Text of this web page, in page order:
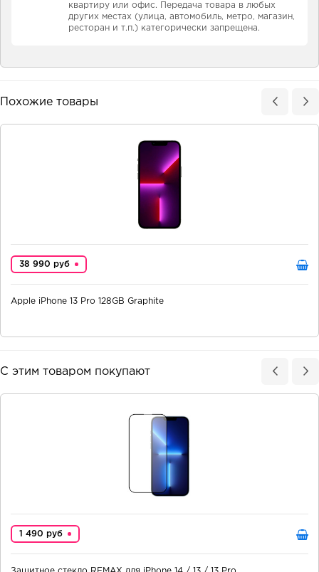
квартиру или офис. Передача товара в любых
других местах (улица, автомобиль, метро, магазин,
ресторан и т.п.) категорически запрещена.
Похожие товары
38 990 руб
Apple iPhone 13 Pro 128GB Graphite
С этим товаром покупают
1 490 руб